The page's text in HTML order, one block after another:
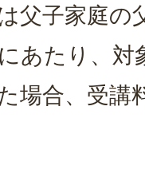
父子家庭の
あたり、
場合、受講